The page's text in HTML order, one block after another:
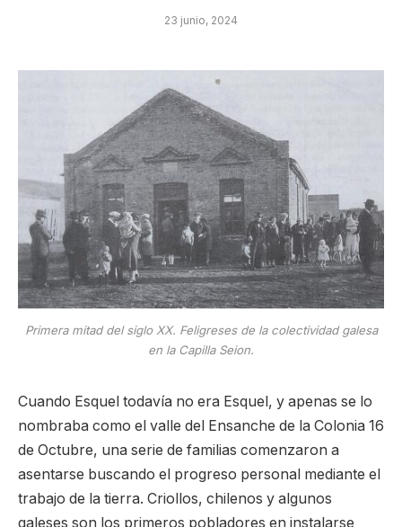
23 junio, 2024
Primera mitad del siglo XX. Feligreses de la colectividad galesa
en la Capilla Seion.
Cuando Esquel todavía no era Esquel, y apenas se lo
nombraba como el valle del Ensanche de la Colonia 16
de Octubre, una serie de familias comenzaron a
asentarse buscando el progreso personal mediante el
trabajo de la tierra. Criollos, chilenos y algunos
galeses son los primeros pobladores en instalarse